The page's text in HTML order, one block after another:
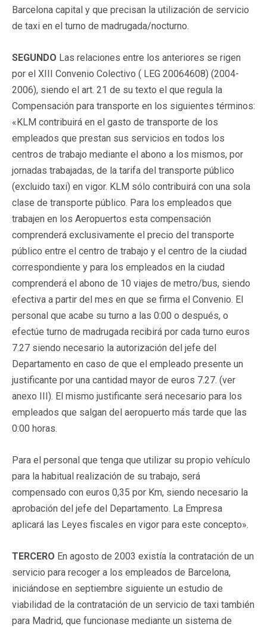
Barcelona capital y que precisan la utilización de servicio
de taxi en el turno de madrugada/nocturno.
SEGUNDO Las relaciones entre los anteriores se rigen
por el XIII Convenio Colectivo ( LEG 20064608) (2004-
2006), siendo el art. 21 de su texto el que regula la
Compensación para transporte en los siguientes términos:
«KLM contribuirá en el gasto de transporte de los
empleados que prestan sus servicios en todos los
centros de trabajo mediante el abono a los mismos, por
jornadas trabajadas, de la tarifa del transporte público
(excluido taxi) en vigor. KLM sólo contribuirá con una sola
clase de transporte público. Para los empleados que
trabajen en los Aeropuertos esta compensación
comprenderá exclusivamente el precio del transporte
público entre el centro de trabajo y el centro de la ciudad
correspondiente y para los empleados en la ciudad
comprenderá el abono de 10 viajes de metro/bus, siendo
efectiva a partir del mes en que se firma el Convenio. El
personal que acabe su turno a las 0:00 o después, o
efectúe turno de madrugada recibirá por cada turno euros
7.27 siendo necesario la autorización del jefe del
Departamento en caso de que el empleado presente un
justificante por una cantidad mayor de euros 7.27. (ver
anexo III). El mismo justificante será necesario para los
empleados que salgan del aeropuerto más tarde que las
0:00 horas.
Para el personal que tenga que utilizar su propio vehículo
para la habitual realización de su trabajo, será
compensado con euros 0,35 por Km, siendo necesario la
aprobación del jefe del Departamento. La Empresa
aplicará las Leyes fiscales en vigor para este concepto».
TERCERO En agosto de 2003 existía la contratación de un
servicio para recoger a los empleados de Barcelona,
iniciándose en septiembre siguiente un estudio de
viabilidad de la contratación de un servicio de taxi también
para Madrid, que funcionase mediante un sistema de